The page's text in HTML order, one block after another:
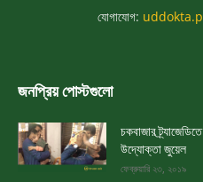
যোগাযোগ:
জনপ্রিয় পোস্টগুলো
চকবাজার
উদ্যোক্তা জুয়েল
ফেব্রুয়ারি ২৩, ২০১৯